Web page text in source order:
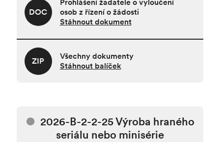
Prohlášení žadatele o vyloučení
osob z řízení o žádosti
Stáhnout dokument
DOC
Všechny dokumenty
Stáhnout balíček
ZIP
2026-B-2-2-25 Výroba hraného
seriálu nebo minisérie